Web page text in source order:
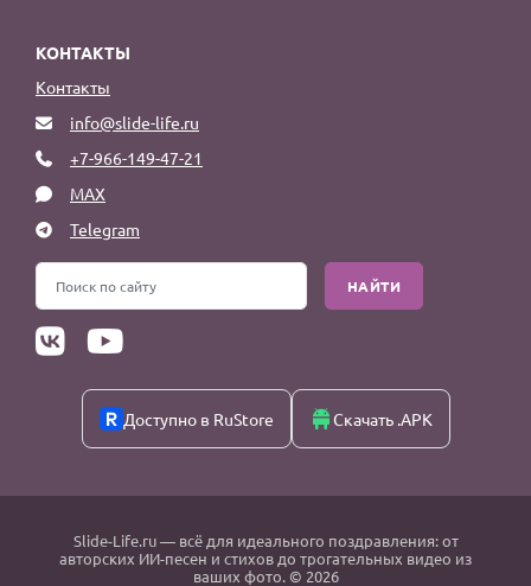
КОНТАКТЫ
Контакты
info@slide-life.ru
+7-966-149-47-21
MAX
Telegram
НАЙТИ
Доступно в RuStore Скачать .APK
Slide-Life.ru— всё для идеального поздравления: от
авторских ИИ-песен и стихов до трогательных видео из
ваших фото. © 2026